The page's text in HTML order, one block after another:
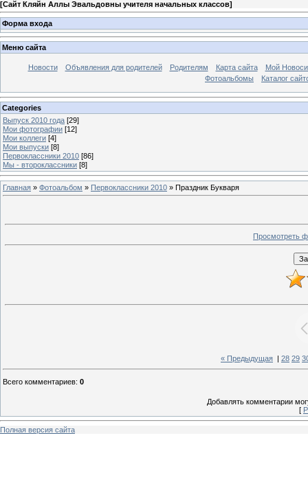
[Сайт Кляйн Аллы Эвальдовны учителя начальных классов]
Форма входа
Меню сайта
Новости Объявления для родителей Родителям Карта сайта
Мой
Фотоальбомы
Каталог
Categories
Выпуск 2010 года [29]
Мои фотографии [12]
Мои коллеги [4]
Мои выпуски [8]
Первоклассники 2010 [86]
Мы - второклассники [8]
Главная » Фотоальбом » Первоклассники 2010 » Праздник Букваря
Просмотреть
« Предыдущая 28 29
Всего комментариев: 0
Добавлять комментарии
[
Полная версия сайта